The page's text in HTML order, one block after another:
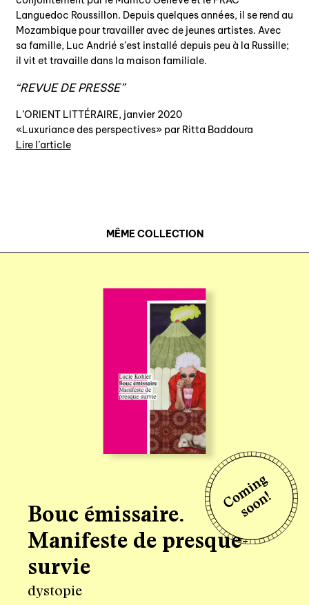
Languedoc Roussillon. Depuis quelques années, il se rend au
Mozambique pour travailler avec de jeunes artistes. Avec
sa famille, Luc Andrié s’est installé depuis peu à la Russille;
il vit et travaille dans la maison familiale.
REVUE DE PRESSE
L’ORIENT LITTÉRAIRE, janvier 2020
«Luxuriance des perspectives» par Ritta Baddoura
Lire l’article
MÊME COLLECTION
Bouc émissaire.
Manifeste de presque-
survie
dystopie